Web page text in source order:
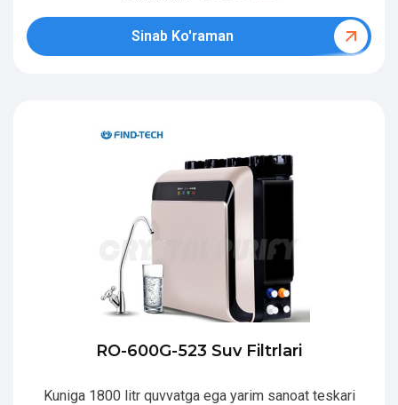
Sinab Ko'raman
RO-600G-523 Suv Filtrlari
Kuniga 1800 litr quvvatga ega yarim sanoat teskari